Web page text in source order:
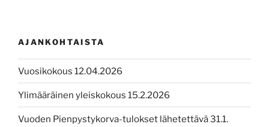
AJANKOHTAISTA
Vuosikokous 12.04.2026
Ylimääräinen yleiskokous 15.2.2026
Vuoden Pienpystykorva-tulokset lähetettävä 31.1.